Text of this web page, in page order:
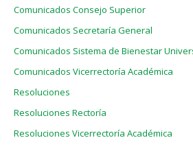
Comunicados Consejo Superior
Comunicados Secretaría General
Comunicados Sistema de Bienestar
Comunicados Vicerrectoría Académica
Resoluciones
Resoluciones Rectoría
Resoluciones Vicerrectoría Académica